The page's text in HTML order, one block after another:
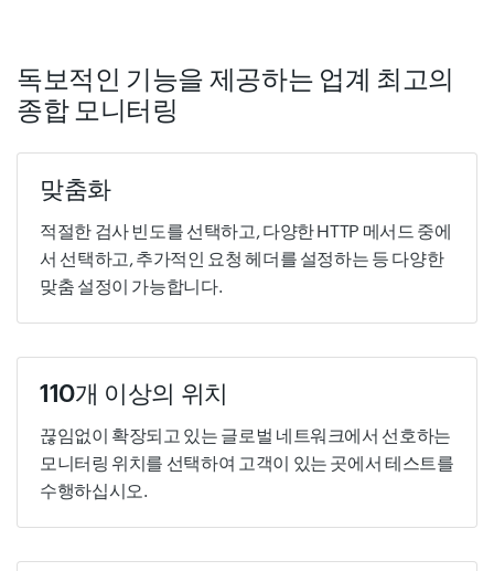
독보적인 기능을 제공하는 업계 최고의
종합 모니터링
맞춤화
적절한 검사 빈도를 선택하고, 다양한 HTTP 메서드 중에
서 선택하고, 추가적인 요청 헤더를 설정하는 등 다양한
맞춤 설정이 가능합니다.
110개 이상의 위치
끊임없이 확장되고 있는 글로벌 네트워크에서 선호하는
모니터링 위치를 선택하여 고객이 있는 곳에서 테스트를
수행하십시오.